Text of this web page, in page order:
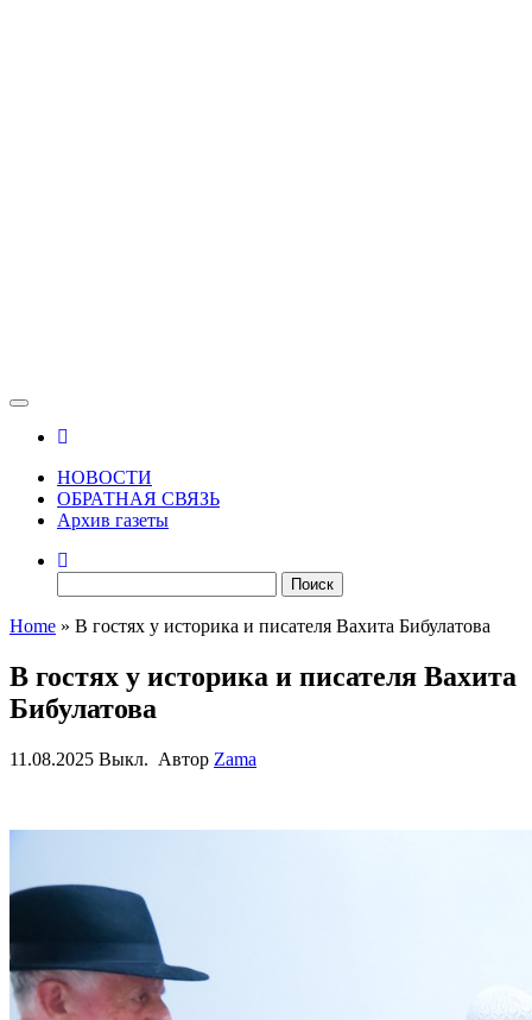
НОВОСТИ
ОБРАТНАЯ СВЯЗЬ
Архив газеты
Home » В гостях у историка и писателя Вахита Бибулатова
В гостях у историка и писателя Вахита
Бибулатова
11.08.2025 Выкл. Автор Zama